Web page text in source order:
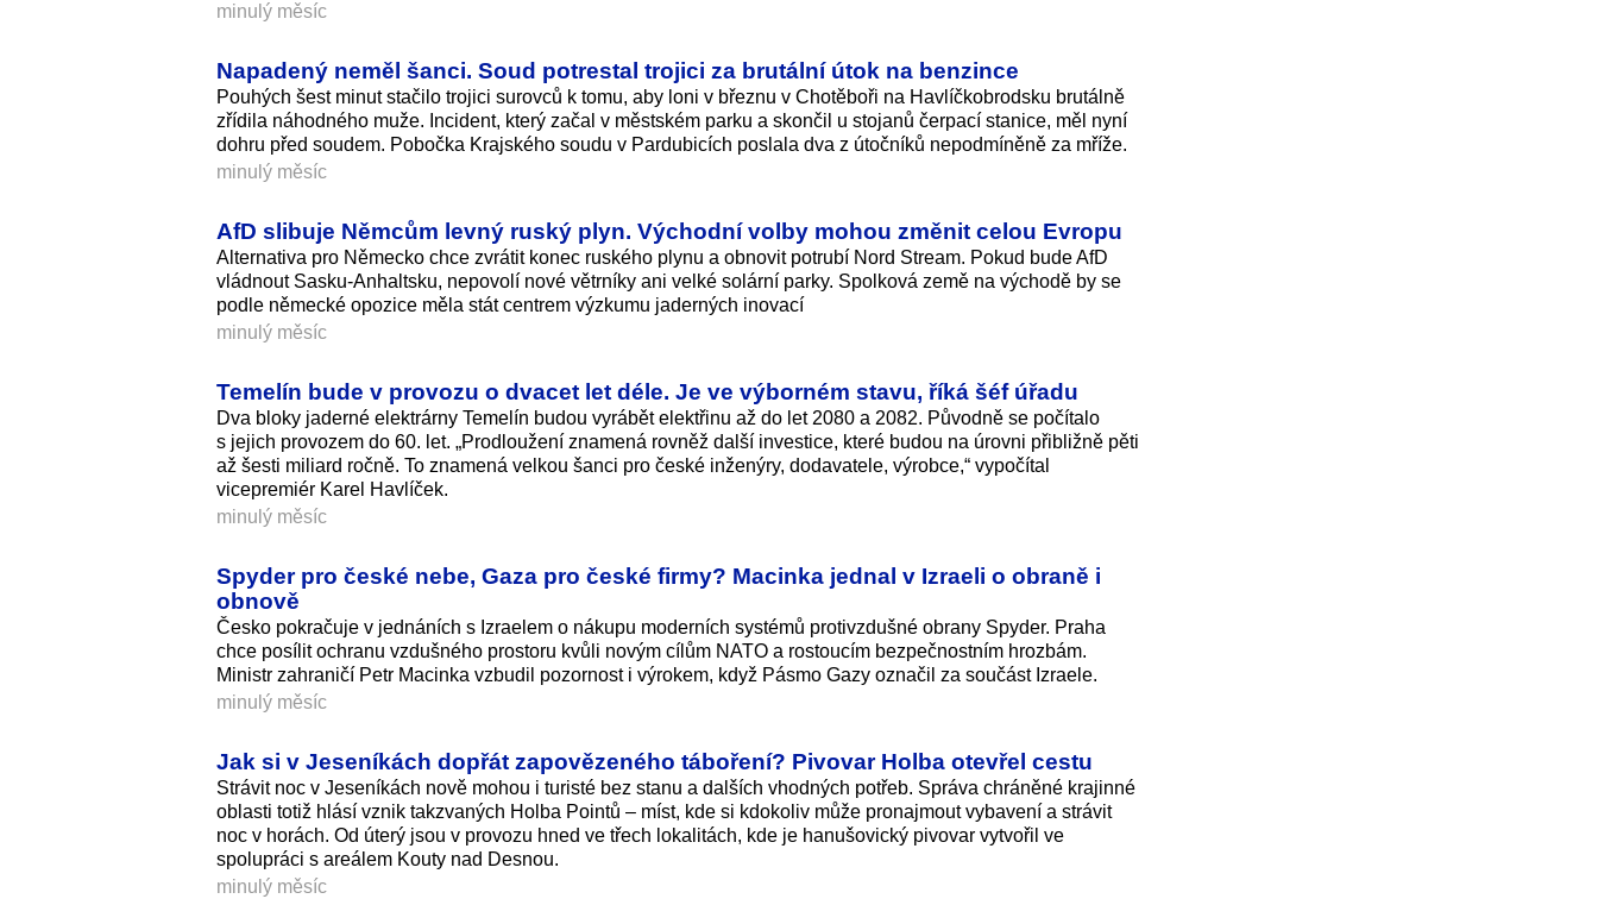
minulý měsíc
Napadený neměl šanci. Soud potrestal trojici za brutální útok na benzince
Pouhých šest minut stačilo trojici surovců k tomu, aby loni v březnu v Chotěboři na Havlíčkobrodsku brutálně
zřídila náhodného muže. Incident, který začal v městském parku a skončil u stojanů čerpací stanice, měl nyní
dohru před soudem. Pobočka Krajského soudu v Pardubicích poslala dva z útočníků nepodmíněně za mříže.
minulý měsíc
AfD slibuje Němcům levný ruský plyn. Východní volby mohou změnit celou Evropu
Alternativa pro Německo chce zvrátit konec ruského plynu a obnovit potrubí Nord Stream. Pokud bude AfD
vládnout Sasku-Anhaltsku, nepovolí nové větrníky ani velké solární parky. Spolková země na východě by se
podle německé opozice měla stát centrem výzkumu jaderných inovací
minulý měsíc
Temelín bude v provozu o dvacet let déle. Je ve výborném stavu, říká šéf úřadu
Dva bloky jaderné elektrárny Temelín budou vyrábět elektřinu až do let 2080 a 2082. Původně se počítalo
s jejich provozem do 60. let. „Prodloužení znamená rovněž další investice, které budou na úrovni přibližně pěti
až šesti miliard ročně. To znamená velkou šanci pro české inženýry, dodavatele, výrobce,“ vypočítal
vicepremiér Karel Havlíček.
minulý měsíc
Spyder pro české nebe, Gaza pro české firmy? Macinka jednal v Izraeli o obraně i
obnově
Česko pokračuje v jednáních s Izraelem o nákupu moderních systémů protivzdušné obrany Spyder. Praha
chce posílit ochranu vzdušného prostoru kvůli novým cílům NATO a rostoucím bezpečnostním hrozbám.
Ministr zahraničí Petr Macinka vzbudil pozornost i výrokem, když Pásmo Gazy označil za součást Izraele.
minulý měsíc
Jak si v Jeseníkách dopřát zapovězeného táboření? Pivovar Holba otevřel cestu
Strávit noc v Jeseníkách nově mohou i turisté bez stanu a dalších vhodných potřeb. Správa chráněné krajinné
oblasti totiž hlásí vznik takzvaných Holba Pointů – míst, kde si kdokoliv může pronajmout vybavení a strávit
noc v horách. Od úterý jsou v provozu hned ve třech lokalitách, kde je hanušovický pivovar vytvořil ve
spolupráci s areálem Kouty nad Desnou.
minulý měsíc